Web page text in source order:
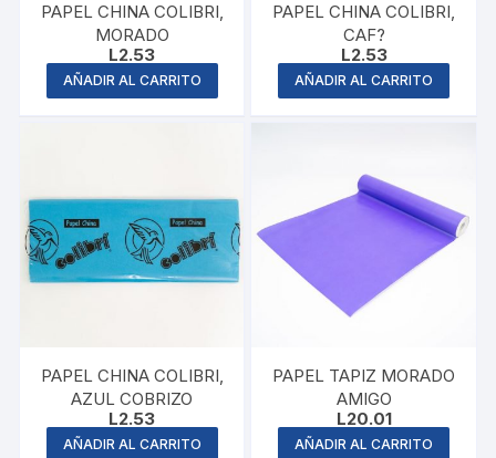
PAPEL CHINA COLIBRI,
MORADO
L2.53
AÑADIR AL CARRITO
PAPEL CHINA COLIBRI,
CAF?
L2.53
AÑADIR AL CARRITO
PAPEL CHINA COLIBRI,
AZUL COBRIZO
L2.53
AÑADIR AL CARRITO
PAPEL TAPIZ MORADO
AMIGO
L20.01
AÑADIR AL CARRITO